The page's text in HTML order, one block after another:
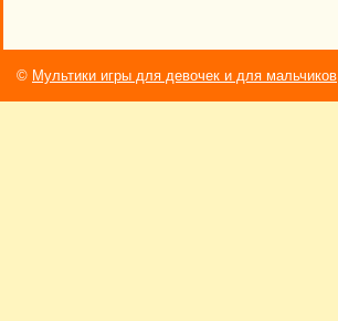
© Мультики игры для девочек и для мальчиков